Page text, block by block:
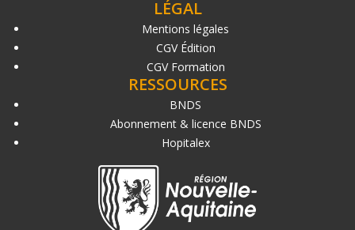
LÉGAL
Mentions légales
CGV Édition
CGV Formation
RESSOURCES
BNDS
Abonnement & licence BNDS
Hopitalex